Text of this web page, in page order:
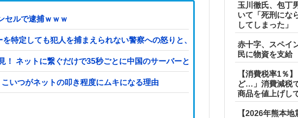
セルで逮捕ｗｗｗ
特定しても犯人を捕まえられない警察への怒りと、その話を聞いて「逃げた方
ネットに繋ぐだけで35秒ごとに中国のサーバーと通信
いつがネットの叩き程度にムキになる理由
玉川徹氏、包丁
いて「死刑にな
してしまった」
赤十字、スペイ
民に物資を支給
【消費税率1％
ど…」消費減税
商品を値上げし
【2026年熊本